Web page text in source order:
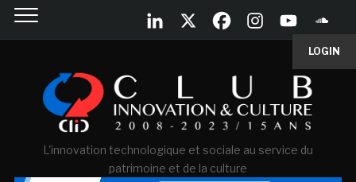
LOGIN
L'innovation technologique et sociale au service du
patrimoine et de la culture